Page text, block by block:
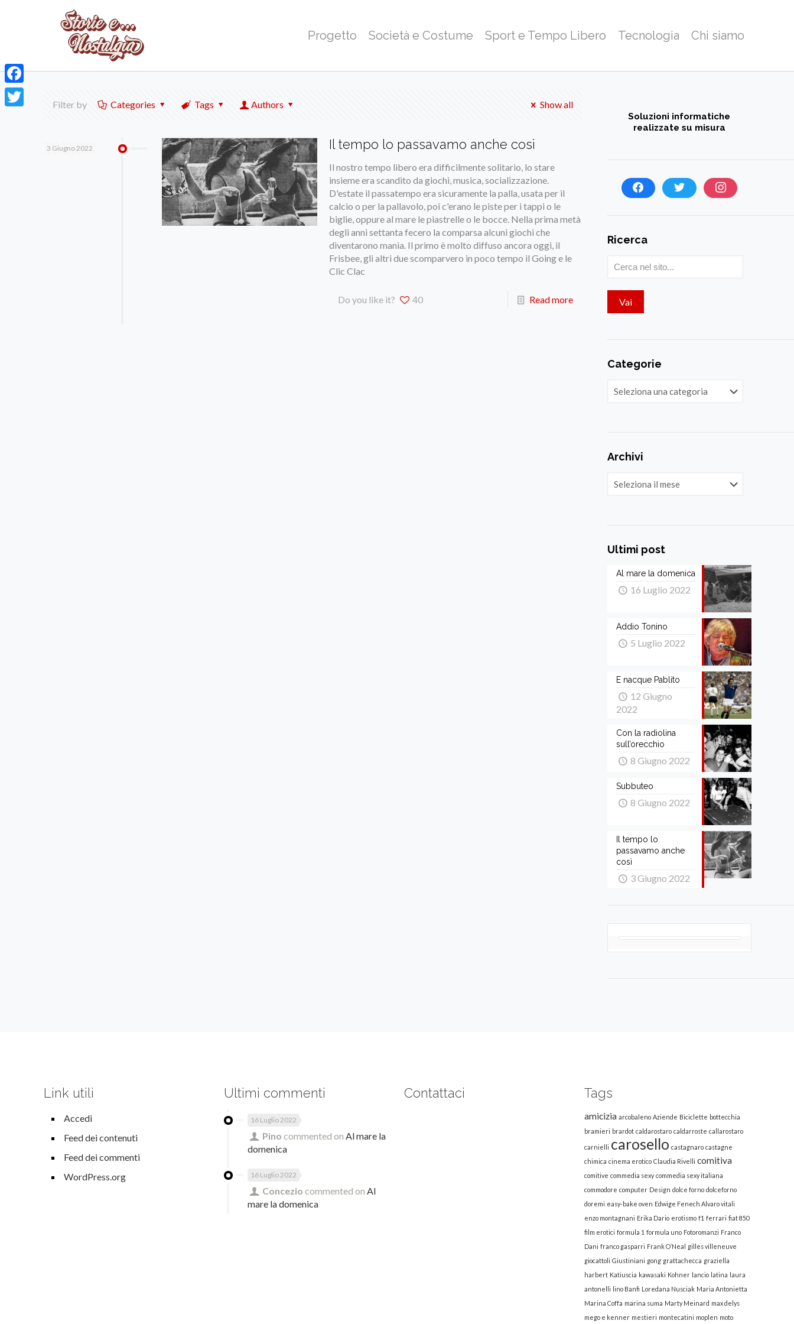
Progetto Società e Costume Sport e Tempo Libero Tecnologia Chi siamo
Filter by Categories Tags Authors Show all
3 Giugno 2022 Il tempo lo passavamo anche così
Il nostro tempo libero era difficilmente solitario, lo stare
insieme era scandito da giochi, musica, socializzazione.
D'estate il passatempo era sicuramente la palla, usata per il
calcio o per la pallavolo, poi c'erano le piste per i tappi o le
biglie, oppure al mare le piastrelle o le bocce. Nella prima metà
degli anni settanta fecero la comparsa alcuni giochi che
diventarono mania. Il primo è molto diffuso ancora oggi, il
Frisbee, gli altri due scomparvero in poco tempo il Going e le
Clic Clac
Do you like it? 40 Read more
Soluzioni informatiche
realizzate su misura
Ricerca
Categorie
Archivi
Ultimi post
Al mare la domenica
16 Luglio 2022
Addio Tonino
5 Luglio 2022
E nacque Pablito
12 Giugno
2022
Con la radiolina
sull’orecchio
8 Giugno 2022
Subbuteo
8 Giugno 2022
Il tempo lo
passavamo anche
così
3 Giugno 2022
Link utili
Accedi
Feed dei contenuti
Feed dei commenti
WordPress.org
Ultimi commenti
16 Luglio 2022
Pino commented on Al mare la
domenica
16 Luglio 2022
Concezio commented on Al
mare la domenica
Contattaci Tags
amicizia arcobaleno Aziende Biciclette bottecchia
bramieri brardot caldarostaro caldarroste callarostaro
carnielli carosello castagnaro castagne
chimica cinema erotico Claudia Rivelli comitiva
comitive commedia sexy commedia sexy italiana
commodore computer Design dolce forno dolceforno
doremi easy-bake oven Edwige Fenech Alvaro vitali
enzo montagnani Erika Dario erotismo f1 ferrari fiat 850
film erotici formula 1 formula uno Fotoromanzi Franco
Dani franco gasparri Frank O’Neal gilles villeneuve
giocattoli Giustiniani gong grattachecca graziella
harbert Katiuscia kawasaki Kohner lancio latina laura
antonelli lino Banfi Loredana Nusciak Maria Antonietta
Marina Coffa marina suma Marty Meinard max delys
mego e kenner mestieri montecatini moplen moto
Facebook